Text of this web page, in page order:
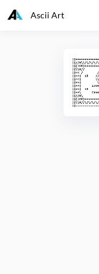
Ascii Art